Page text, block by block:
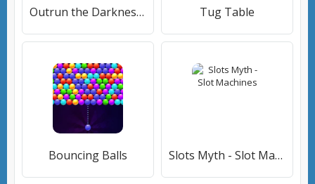
Outrun the Darkness: Earn to Z Tug Table
Bouncing Balls Slots Myth - Slot Machines